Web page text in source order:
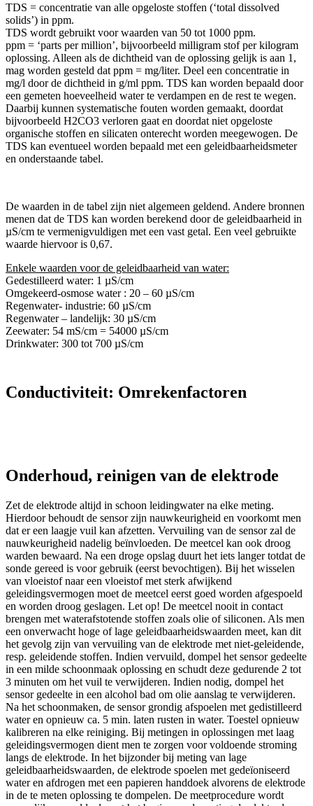
TDS = concentratie van alle opgeloste stoffen (‘total dissolved
solids’) in ppm.
TDS wordt gebruikt voor waarden van 50 tot 1000 ppm.
ppm = ‘parts per million’, bijvoorbeeld milligram stof per kilogram
oplossing. Alleen als de dichtheid van de oplossing gelijk is aan 1,
mag worden gesteld dat ppm = mg/liter. Deel een concentratie in
mg/l door de dichtheid in g/ml ppm. TDS kan worden bepaald door
een gemeten hoeveelheid water te verdampen en de rest te wegen.
Daarbij kunnen systematische fouten worden gemaakt, doordat
bijvoorbeeld H2CO3 verloren gaat en doordat niet opgeloste
organische stoffen en silicaten onterecht worden meegewogen. De
TDS kan eventueel worden bepaald met een geleidbaarheidsmeter
en onderstaande tabel.
De waarden in de tabel zijn niet algemeen geldend. Andere bronnen
menen dat de TDS kan worden berekend door de geleidbaarheid in
µS/cm te vermenigvuldigen met een vast getal. Een veel gebruikte
waarde hiervoor is 0,67.
Enkele waarden voor de geleidbaarheid van water:
Gedestilleerd water: 1 µS/cm
Omgekeerd-osmose water : 20 – 60 µS/cm
Regenwater- industrie: 60 µS/cm
Regenwater – landelijk: 30 µS/cm
Zeewater: 54 mS/cm = 54000 µS/cm
Drinkwater: 300 tot 700 µS/cm
Conductiviteit: Omrekenfactoren
Onderhoud, reinigen van de elektrode
Zet de elektrode altijd in schoon leidingwater na elke meting.
Hierdoor behoudt de sensor zijn nauwkeurigheid en voorkomt men
dat er een laagje vuil kan afzetten. Vervuiling van de sensor zal de
nauwkeurigheid nadelig beïnvloeden. De meetcel kan ook droog
warden bewaard. Na een droge opslag duurt het iets langer totdat de
sonde gereed is voor gebruik (eerst bevochtigen). Bij het wisselen
van vloeistof naar een vloeistof met sterk afwijkend
geleidingsvermogen moet de meetcel eerst goed worden afgespoeld
en worden droog geslagen. Let op! De meetcel nooit in contact
brengen met waterafstotende stoffen zoals olie of siliconen. Als men
een onverwacht hoge of lage geleidbaarheidswaarden meet, kan dit
het gevolg zijn van vervuiling van de elektrode met niet-geleidende,
resp. geleidende stoffen. Indien vervuild, dompel het sensor gedeelte
in een milde schoonmaak oplossing en schudt deze gedurende 2 tot
3 minuten om het vuil te verwijderen. Indien nodig, dompel het
sensor gedeelte in een alcohol bad om olie aanslag te verwijderen.
Na het schoonmaken, de sensor grondig afspoelen met gedistilleerd
water en opnieuw ca. 5 min. laten rusten in water. Toestel opnieuw
kalibreren na elke reiniging. Bij metingen in oplossingen met laag
geleidingsvermogen dient men te zorgen voor voldoende stroming
langs de elektrode. In het bijzonder bij meting van lage
geleidbaarheidswaarden, de elektrode spoelen met gedeïoniseerd
water en afdrogen met een papieren handdoek alvorens de elektrode
in de te meten oplossing te dompelen. De meetprocedure wordt